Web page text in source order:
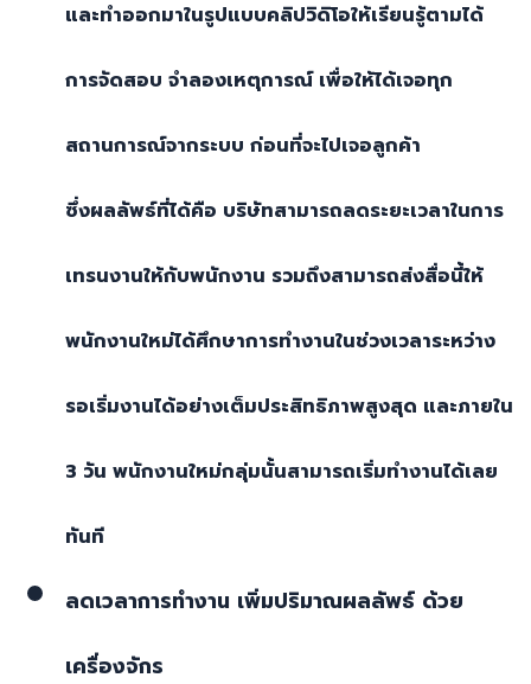
และทำออกมาในรูปแบบคลิปวิดิโอให้เรียนรู้ตามได้
การจัดสอบ จำลองเหตุการณ์ เพื่อให้ได้เจอทุก
สถานการณ์จากระบบ ก่อนที่จะไปเจอลูกค้า
ซึ่งผลลัพธ์ที่ได้คือ บริษัทสามารถลดระยะเวลาในการ
เทรนงานให้กับพนักงาน รวมถึงสามารถส่งสื่อนี้ให้
พนักงานใหม่ได้ศึกษาการทำงานในช่วงเวลาระหว่าง
รอเริ่มงานได้อย่างเต็มประสิทธิภาพสูงสุด และภายใน
3 วัน พนักงานใหม่กลุ่มนั้นสามารถเริ่มทำงานได้เลย
ทันที
ลดเวลาการทำงาน เพิ่มปริมาณผลลัพธ์ ด้วย
เครื่องจักร